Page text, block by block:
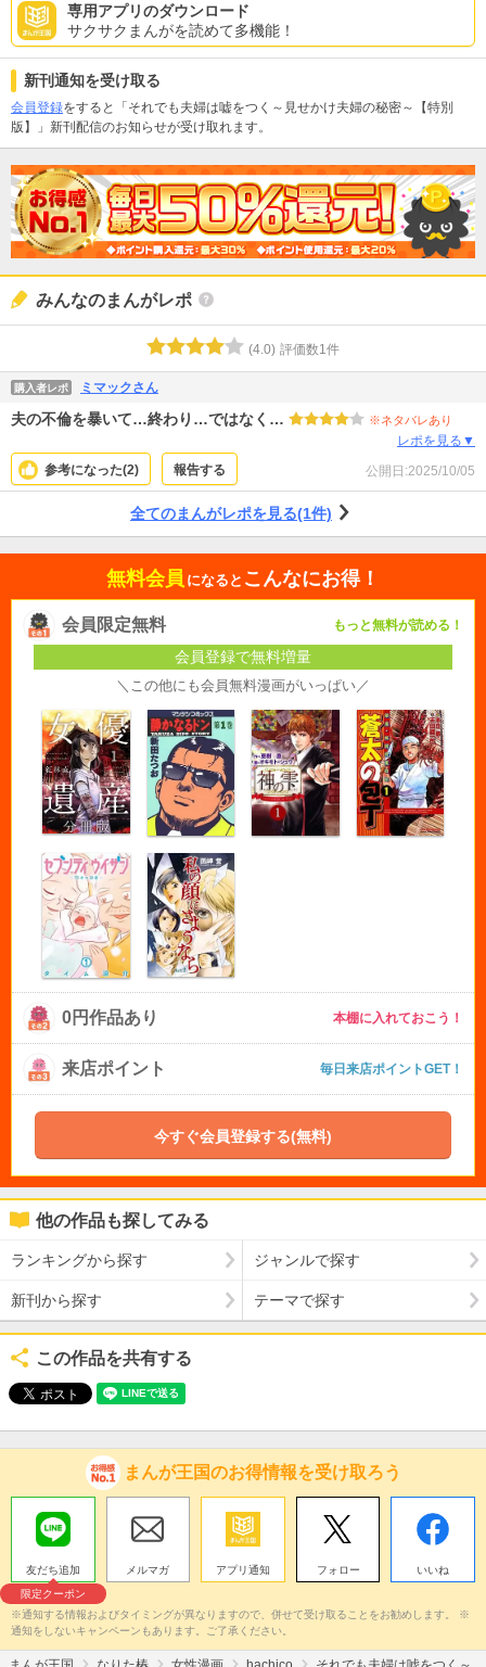
専用アプリのダウンロード
サクサクまんがを読めて多機能！
新刊通知を受け取る
会員登録をすると「それでも夫婦は嘘をつく～見せかけ夫婦の秘密～【特別
版】」新刊配信のお知らせが受け取れます。
みんなのまんがレポ
(4.0) 評価数1 件
購入者レポ ミマックさん
夫の不倫を暴いて…終わり…ではなく… ※ネタバレあり
レポを見る▼
参考になった(2) 報告する 公開日:2025/10/05
全てのまんがレポを見る(1件)
無料会員 になると こんなにお得！
会員限定無料 もっと無料が読める！
会員登録で無料増量
＼この他にも会員無料漫画がいっぱい／
0円作品あり 本棚に入れておこう！
来店ポイント 毎日来店ポイントGET！
今すぐ会員登録する(無料)
他の作品も探してみる
ランキングから探す ジャンルで探す
新刊から探す テーマで探す
この作品を共有する
まんが王国のお得情報を受け取ろう
友だち追加
限定クーポン
メルマガ アプリ通知 フォロー いいね
※通知する情報およびタイミングが異なりますので、併せて受け取ることをお勧めします。 ※
通知をしないキャンペーンもあります。ご了承ください。